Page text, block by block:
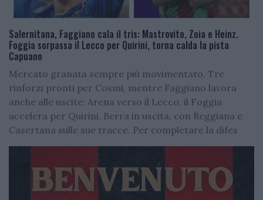
Salernitana, Faggiano cala il tris: Mastrovito, Zoia e Heinz.
Foggia sorpassa il Lecco per Quirini, torna calda la pista
Capuano
Mercato granata sempre più movimentato. Tre
rinforzi pronti per Cosmi, mentre Faggiano lavora
anche alle uscite: Arena verso il Lecco, il Foggia
accelera per Quirini. Berra in uscita, con Reggiana e
Casertana sulle sue tracce. Per completare la difes